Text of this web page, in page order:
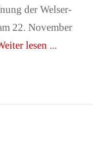
der Welser-
22. November
lesen ...